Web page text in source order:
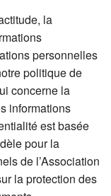
Rechercher
la
personnelles
politique de
concerne la
informations
est basée
pour la
de l’Association
la protection des